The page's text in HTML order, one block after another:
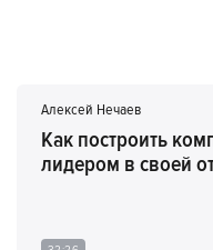
Алексей Нечаев
Как построить
лидером в своей